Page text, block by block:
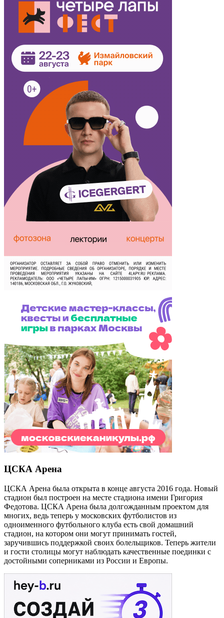
ЦСКА Арена
ЦСКА Арена была открыта в конце августа 2016 года. Новый
стадион был построен на месте стадиона имени Григория
Федотова. ЦСКА Арена была долгожданным проектом для
многих, ведь теперь у московских футболистов из
одноименного футбольного клуба есть свой домашний
стадион, на котором они могут принимать гостей,
заручившись поддержкой своих болельщиков. Теперь жители
и гости столицы могут наблюдать качественные поединки с
достойными соперниками из России и Европы.